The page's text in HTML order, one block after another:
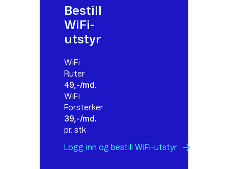
Bestill
WiFi-
utstyr
WiFi
Ruter
49,-/md.
WiFi
Forsterker
39,-/md.
pr. stk
Logg inn og bestillWiFi-utstyr